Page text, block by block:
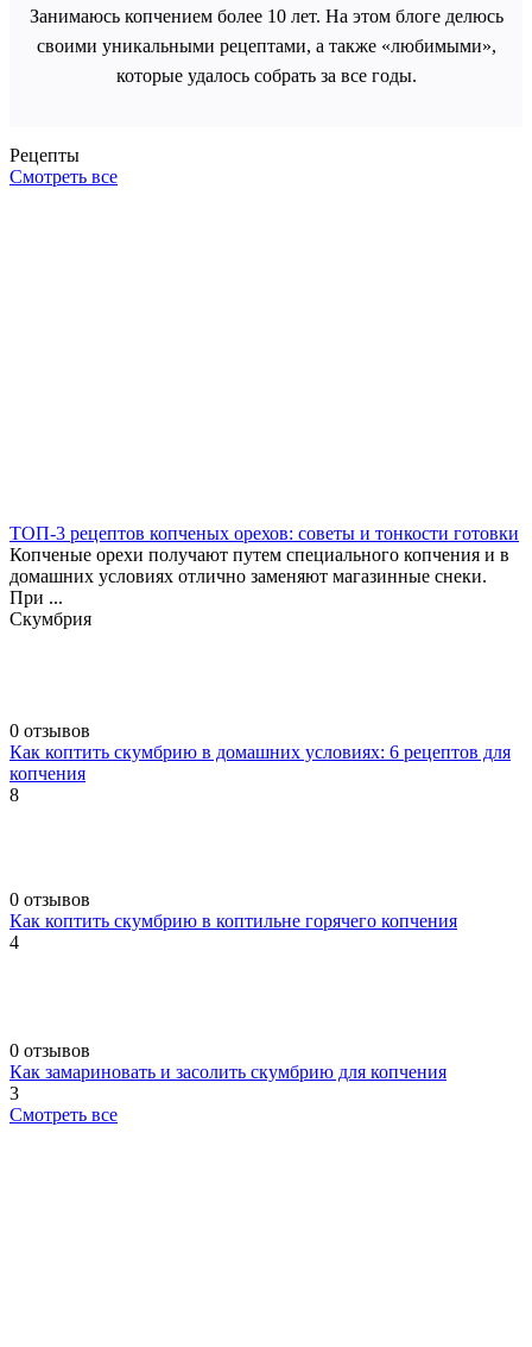
Занимаюсь копчением более 10 лет. На этом блоге делюсь
своими уникальными рецептами, а также «любимыми»,
которые удалось собрать за все годы.
Рецепты
Смотреть все
ТОП-3 рецептов копченых орехов: советы и тонкости готовки
Копченые орехи получают путем специального копчения и в
домашних условиях отлично заменяют магазинные снеки.
При ...
Скумбрия
0 отзывов
Как коптить скумбрию в домашних условиях: 6 рецептов для
копчения
8
0 отзывов
Как коптить скумбрию в коптильне горячего копчения
4
0 отзывов
Как замариновать и засолить скумбрию для копчения
3
Смотреть все